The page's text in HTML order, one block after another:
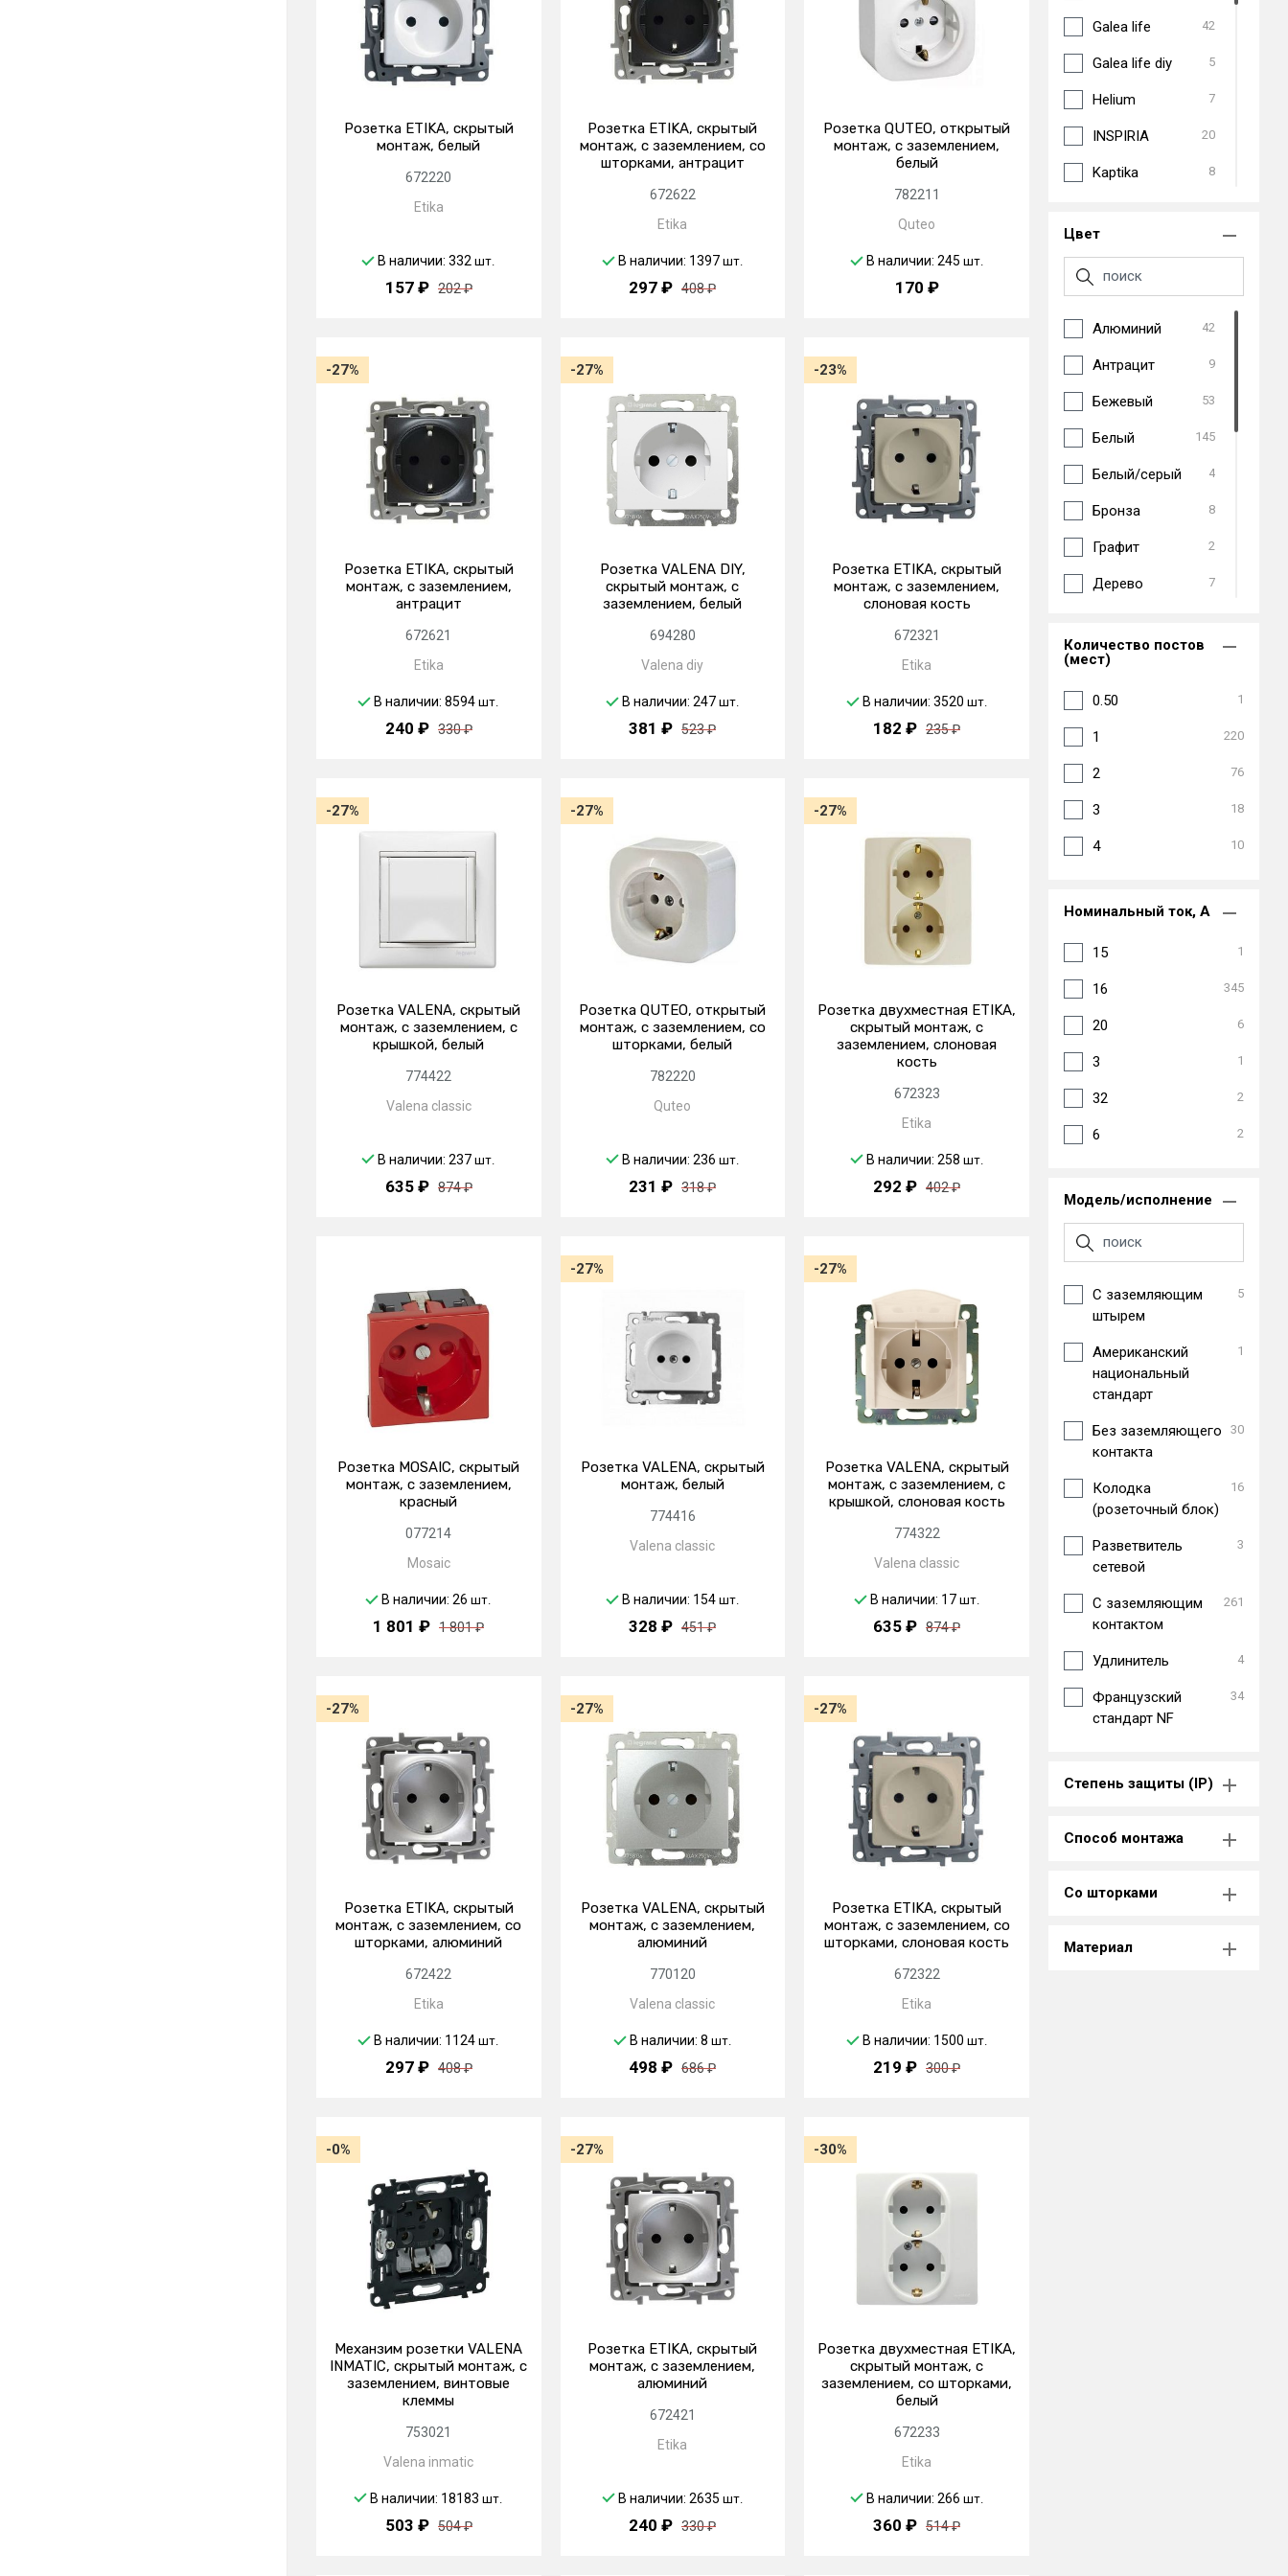
Розетка ETIKA, скрытый
монтаж, белый
672220
Etika
В наличии: 332шт.
157 ₽ 202 ₽
Розетка ETIKA, скрытый
монтаж, с заземлением, со
шторками, антрацит
672622
Etika
В наличии: 1397 шт.
297 ₽ 408 ₽
Розетка QUTEO, открытый
монтаж, с заземлением,
белый
782211
Quteo
В наличии: 245 шт.
170 ₽
-27%
Розетка ETIKA, скрытый
монтаж, с заземлением,
антрацит
672621
Etika
В наличии: 8594шт.
240 ₽ 330 ₽
-27%
Розетка VALENA DIY,
скрытый монтаж, с
заземлением, белый
694280
Valena diy
В наличии: 247 шт.
381 ₽ 523 ₽
-23%
Розетка ETIKA, скрытый
монтаж, с заземлением,
слоновая кость
672321
Etika
В наличии: 3520 шт.
182 ₽ 235 ₽
-27%
Розетка VALENA, скрытый
монтаж, с заземлением, с
крышкой, белый
774422
Valena classic
В наличии: 237шт.
635 ₽ 874 ₽
-27%
Розетка QUTEO, открытый
монтаж, с заземлением, со
шторками, белый
782220
Quteo
В наличии: 236 шт.
231 ₽ 318 ₽
-27%
Розетка двухместная ETIKA,
скрытый монтаж, с
заземлением, слоновая
кость
672323
Etika
В наличии: 258 шт.
292 ₽ 402 ₽
Розетка MOSAIC, скрытый
монтаж, с заземлением,
красный
077214
Mosaic
В наличии: 26шт.
1 801 ₽ 1 801 ₽
-27%
Розетка VALENA, скрытый
монтаж, белый
774416
Valena classic
В наличии: 154 шт.
328 ₽ 451 ₽
-27%
Розетка VALENA, скрытый
монтаж, с заземлением, с
крышкой, слоновая кость
774322
Valena classic
В наличии: 17 шт.
635 ₽ 874 ₽
-27%
Розетка ETIKA, скрытый
монтаж, с заземлением, со
шторками, алюминий
672422
Etika
В наличии: 1124шт.
297 ₽ 408 ₽
-27%
Розетка VALENA, скрытый
монтаж, с заземлением,
алюминий
770120
Valena classic
В наличии: 8 шт.
498 ₽ 686 ₽
-27%
Розетка ETIKA, скрытый
монтаж, с заземлением, со
шторками, слоновая кость
672322
Etika
В наличии: 1500 шт.
219 ₽ 300 ₽
-0%
Механзим розетки VALENA
INMATIC, скрытый монтаж, с
заземлением, винтовые
клеммы
753021
Valena inmatic
В наличии: 18183шт.
503 ₽ 504 ₽
-27%
Розетка ETIKA, скрытый
монтаж, с заземлением,
алюминий
672421
Etika
В наличии: 2635 шт.
240 ₽ 330 ₽
-30%
Розетка двухместная ETIKA,
скрытый монтаж, с
заземлением, со шторками,
белый
672233
Etika
В наличии: 266 шт.
360 ₽ 514 ₽
Galea life 42
Galea life diy 5
Helium 7
INSPIRIA 20
Kaptika 8
Plexo³
элиум
Цвет
Алюминий 42
Антрацит 9
Бежевый 53
Белый 145
Белый/серый 4
Бронза 8
Графит 2
Дерево 7
Красный
Кремово-белый
Оранжевый
Перламутр/
Количество постов
(мест)
0.50 1
1 220
2 76
3 18
4 10
Номинальный ток, А
15 1
16 345
20 6
3 1
32 2
6 2
Модель/исполнение
C заземляющим
штырем
5
Американский
национальный
стандарт
1
Без заземляющего
контакта
30
Колодка
(розеточный блок)
16
Разветвитель
сетевой
3
С заземляющим
контактом
261
Удлинитель 4
Французский
стандарт NF
34
Степень защиты (IP)
Способ монтажа
Со шторками
Материал